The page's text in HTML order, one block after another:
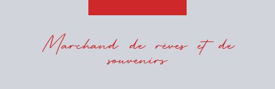
Marchand de rêves et de
souvenirs